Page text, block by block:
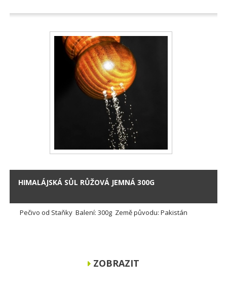
HIMALÁJSKÁ SŮL RŮŽOVÁ JEMNÁ 300G
Pečivo od Staňky Balení: 300g Země původu: Pakistán
ZOBRAZIT